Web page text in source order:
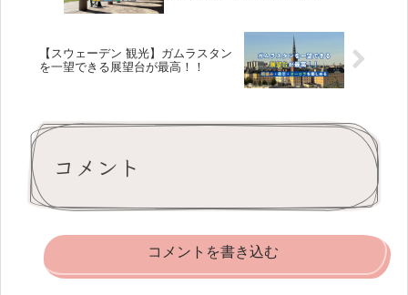
【スウェーデン 観光】ガムラスタン
を一望できる展望台が最高！！
コメント
コメントを書き込む